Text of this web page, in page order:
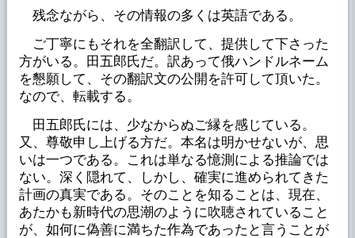
残念ながら、その情報の多くは英語である。
ご丁寧にもそれを全翻訳して、提供して下さった
方がいる。田五郎氏だ。訳あって俄ハンドルネーム
を懇願して、その翻訳文の公開を許可して頂いた。
なので、転載する。
田五郎氏には、少なからぬご縁を感じている。
又、尊敬申し上げる方だ。本名は明かせないが、思
いは一つである。これは単なる憶測による推論では
ない。深く隠れて、しかし、確実に進められてきた
計画の真実である。そのことを知ることは、現在、
あたかも新時代の思潮のように吹聴されていること
が、如何に偽善に満ちた作為であったと言うことが